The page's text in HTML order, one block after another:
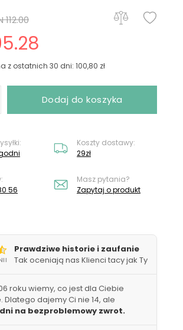
Zaloguj się
112.00
z ostatnich 30 dni: 100,80 zł
Dodaj do koszyka
Koszty dostawy:
29zł
56
Masz pytania?
Zapytaj o produkt
Prawdziwe historie i zaufanie
Tak oceniają nas Klienci tacy jak Ty
roku wiemy, co jest dla Ciebie
Dlatego dajemy Ci nie 14, ale
na bezproblemowy zwrot.